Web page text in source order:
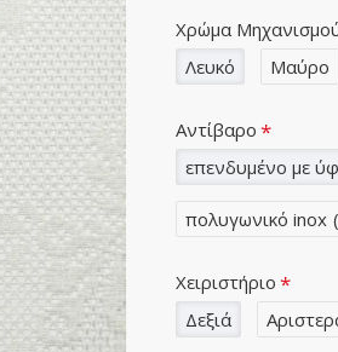
Χρώμα
Λευκό
Μαύρο
Αντίβαρο
επενδυμένο με
πολυγωνικό inox
Χειριστήριο
Δεξιά